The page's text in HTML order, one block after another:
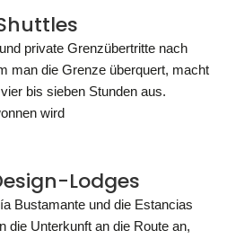
private Grenzübertritte nach
man die Grenze überquert, macht
bis sieben Stunden aus.
wird
Lodges
Bustamante und die Estancias
die Unterkunft an die Route an,